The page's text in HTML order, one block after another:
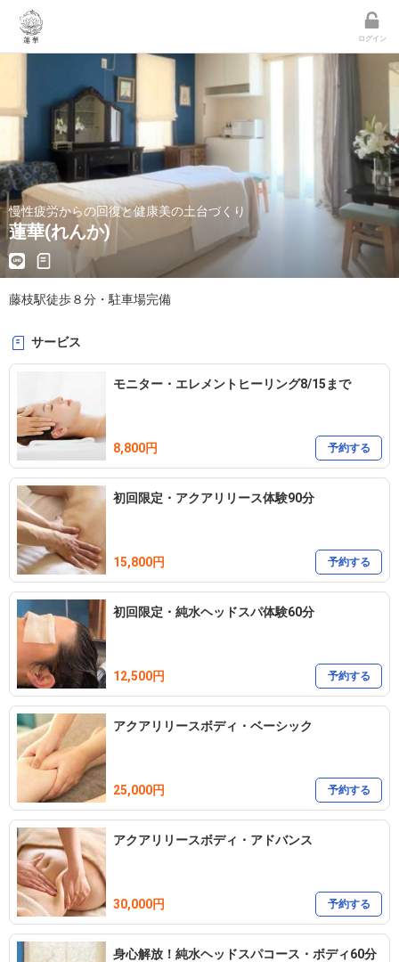
ログイン
慢性疲労からの回復と健康美の土台づくり
蓮華(れんか)
サービス
モニター・エレメントヒーリング8/15まで
8,800円 予約する
初回限定・アクアリリース体験90分
15,800円 予約する
初回限定・純水ヘッドスパ体験60分
12,500円 予約する
アクアリリースボディ・ベーシック
25,000円 予約する
アクアリリースボディ・アドバンス
30,000円 予約する
身心解放！純水ヘッドスパコース・ボディ60分